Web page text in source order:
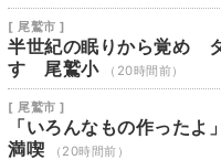
[ 尾鷲市 ]
半世紀の眠りから覚め
す 尾鷲小
（20時間前）
[ 尾鷲市 ]
「いろんなもの作った
満喫
（20時間前）